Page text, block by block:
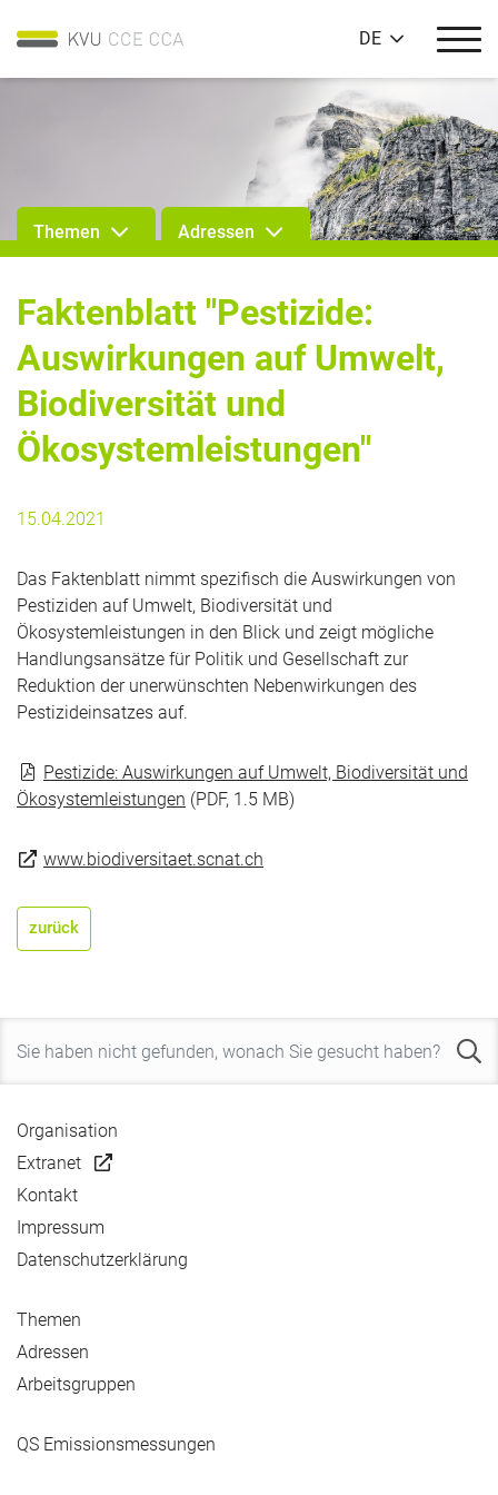
DE
Themen Adressen
Faktenblatt "Pestizide:
Auswirkungen auf Umwelt,
Biodiversität und
Ökosystemleistungen"
15.04.2021
Das Faktenblatt nimmt spezifisch die Auswirkungen von
Pestiziden auf Umwelt, Biodiversität und
Ökosystemleistungen in den Blick und zeigt mögliche
Handlungsansätze für Politik und Gesellschaft zur
Reduktion der unerwünschten Nebenwirkungen des
Pestizideinsatzes auf.
Pestizide: Auswirkungen auf Umwelt, Biodiversität und
Ökosystemleistungen (PDF, 1.5 MB)
www.biodiversitaet.scnat.ch
zurück
Organisation
Extranet
Kontakt
Impressum
Datenschutzerklärung
Themen
Adressen
Arbeitsgruppen
QS Emissionsmessungen